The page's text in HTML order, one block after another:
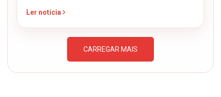
Ler notícia
CARREGAR MAIS